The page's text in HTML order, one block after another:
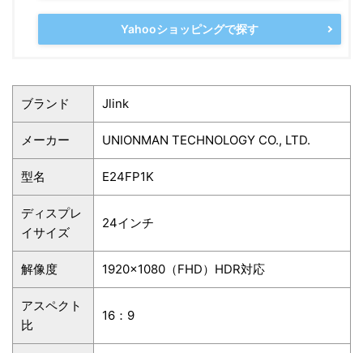
Yahooショッピングで探す
ブランド Jlink
メーカー ‎UNIONMAN TECHNOLOGY CO., LTD.
型名 E24FP1K
ディスプレ
イサイズ
24インチ
解像度 ‎1920×1080（FHD）HDR対応
アスペクト
比
16：9